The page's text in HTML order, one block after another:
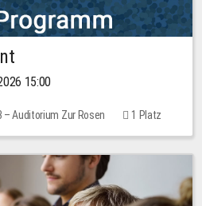
15:00
Auditorium Zur Rosen 1 Platz